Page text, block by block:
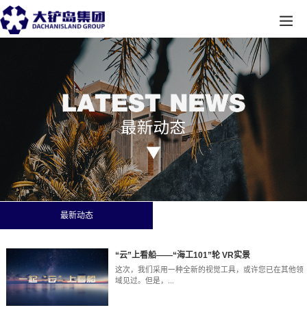
最新动态
“云”上看船——“海工101”轮 VR实景
这次，我们采用一种全新的视觉工具，或许您已在其他领
域见过。但是，...